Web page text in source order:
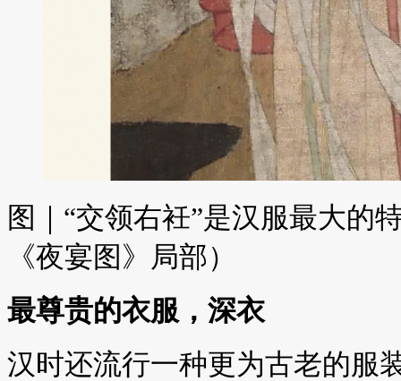
图｜“交领右衽”是汉服最大的
《夜宴图》局部）
最尊贵的衣服，深衣
汉时还流行一种更为古老的服